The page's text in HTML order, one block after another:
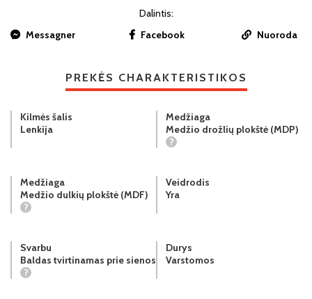
Dalintis:
Messagner
Facebook Nuoroda
PREKĖS CHARAKTERISTIKOS
Kilmės šalis
Lenkija
Medžiaga
Medžio drožlių plokštė (MDP)
?
Medžiaga
Medžio dulkių plokštė (MDF)
?
Veidrodis
Yra
Svarbu
Baldas tvirtinamas prie sienos
?
Durys
Varstomos